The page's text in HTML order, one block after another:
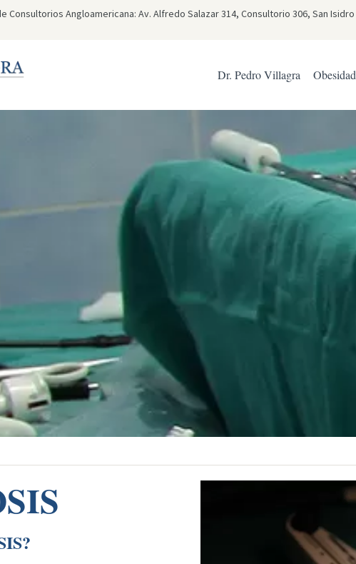
Consultorios Angloamericana: Av. Alfredo Salazar 314, Consultorio 306, San Isidro
Dr. Pedro Villagra Obesidad